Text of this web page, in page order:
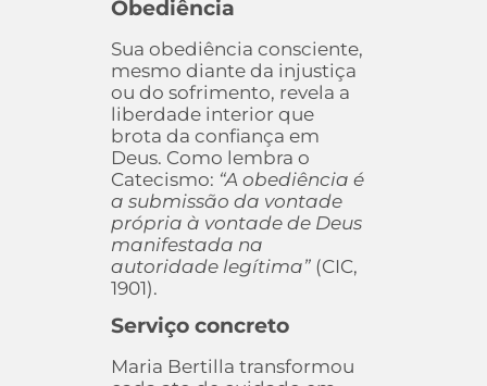
Obediência
Sua obediência consciente,
mesmo diante da injustiça
ou do sofrimento, revela a
liberdade interior que
brota da confiança em
Deus. Como lembra o
Catecismo: “A obediência é
a submissão da vontade
própria à vontade de Deus
manifestada na
autoridade legítima” (CIC,
1901).
Serviço concreto
Maria Bertilla transformou